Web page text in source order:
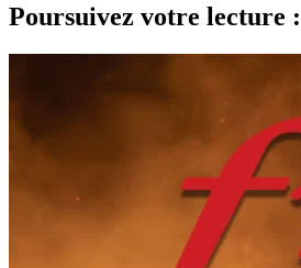
Poursuivez votre lecture :